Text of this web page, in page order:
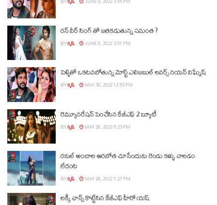
రన్ వీర్ సింగ్ తో జతకడుతున్న సమంత ?
BYకృష్ JUNE 6, 2022 3:01 PM
పెళ్ళితో ఒకటవబోతున్న మోస్ట్ ఎలిజబుల్ లవర్స్ నయన్ విఘ్నేష్
BYకృష్ MAY 30, 2022 12:53 PM
రెమ్యూనరేషన్ పెంచేసిన కేజీఎఫ్ 2 బ్యూటీ
BYకృష్ MAY 28, 2022 5:23 PM
రకుల్ అందాల ఆరబోత చూసేందుకు రెండు కళ్ళు చాలడం
లేదంట
BYకృష్ MAY 26, 2022 7:27 PM
లక్కీ ఛాన్స్ కొట్టేసిన కేజీఎఫ్ హీరో యష్